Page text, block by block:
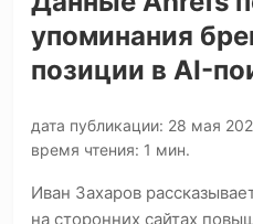
упоминания
позиции в AI-
дата публикации: 28 мая
время чтения: 1 мин.
Иван Захаров
на сторонних сайтах